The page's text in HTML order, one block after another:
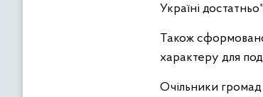
Україні
Також
характеру для
Очільники громад